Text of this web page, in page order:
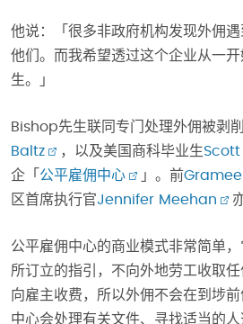
他说：「很多非政府机构发现外佣
他们。而我希望透过这个企业从一
生。」
Bishop先生联同专门处理外佣被剥
Baltz
，以及美国商科毕业生Scott
企「 公平雇佣中心 」。前
区首席执行官Jennifer Meehan
公平雇佣中心的商业模式非常简单
所订立的指引，不向外地劳工收取
向雇主收费，所以外佣不会在到埗
中心会处理有关文件、寻找适当的